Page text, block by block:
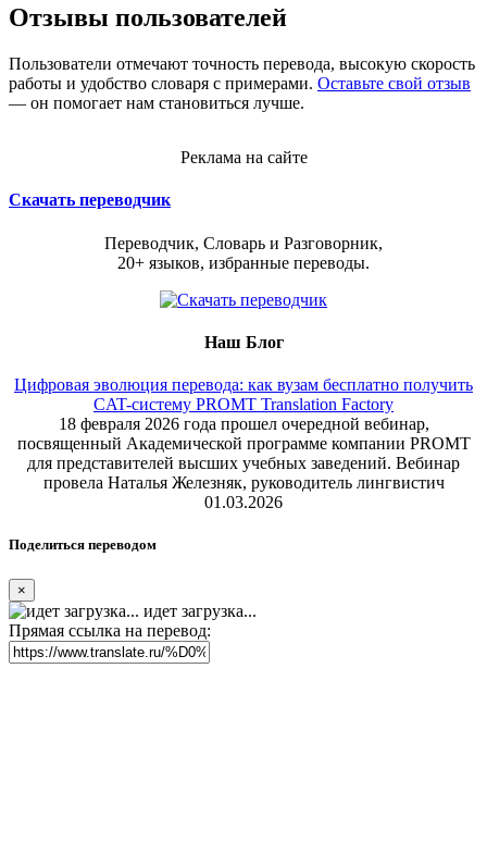
Отзывы пользователей
Пользователи отмечают точность перевода, высокую скорость
работы и удобство словаря с примерами. Оставьте свой отзыв
— он помогает нам становиться лучше.
Реклама на сайте
Скачать переводчик
Переводчик, Словарь и Разговорник,
20+ языков, избранные переводы.
Наш Блог
Цифровая эволюция перевода: как вузам бесплатно получить
CAT-систему PROMT Translation Factory
18 февраля 2026 года прошел очередной вебинар,
посвященный Академической программе компании PROMT
для представителей высших учебных заведений. Вебинар
провела Наталья Железняк, руководитель лингвистич
01.03.2026
Поделиться переводом
×
идет загрузка...
Прямая ссылка на перевод: